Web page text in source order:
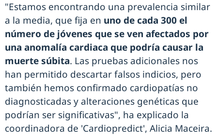
"Estamos encontrando una prevalencia similar
a la media, que fija en uno de cada 300 el
número de jóvenes que se ven afectados por
una anomalía cardiaca que podría causar la
muerte súbita. Las pruebas adicionales nos
han permitido descartar falsos indicios, pero
también hemos confirmado cardiopatías no
diagnosticadas y alteraciones genéticas que
podrían ser significativas", ha explicado la
coordinadora de 'Cardiopredict', Alicia Maceira.